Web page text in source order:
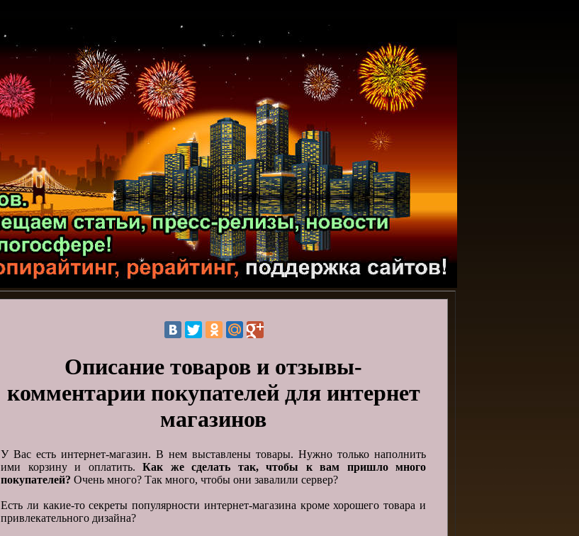
Описание товаров и отзывы-
комментарии покупателей для интернет
магазинов
У Вас есть интернет-магазин. В нем выставлены товары. Нужно только наполнить
ими корзину и оплатить. Как же сделать так, чтобы к вам пришло много
покупателей? Очень много? Так много, чтобы они завалили сервер?
Есть ли какие-то секреты популярности интернет-магазина кроме хорошего товара и
привлекательного дизайна?